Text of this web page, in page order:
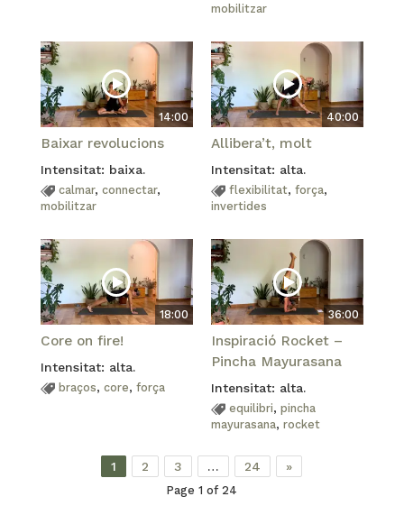
mobilitzar
14:00
Baixar revolucions
Intensitat: baixa.
calmar, connectar,
mobilitzar
40:00
Allibera’t, molt
Intensitat: alta.
flexibilitat, força,
invertides
18:00
Core on fire!
Intensitat: alta.
braços, core, força
36:00
Inspiració Rocket –
Pincha Mayurasana
Intensitat: alta.
equilibri, pincha
mayurasana, rocket
1 2 3 … 24 »
Page 1 of 24